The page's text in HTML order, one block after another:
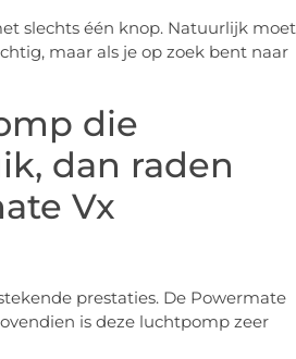
slechts één knop. Natuurlijk moet
maar als je op zoek bent naar
die
dan raden
Vx
prestaties. De Powermate
is deze luchtpomp zeer